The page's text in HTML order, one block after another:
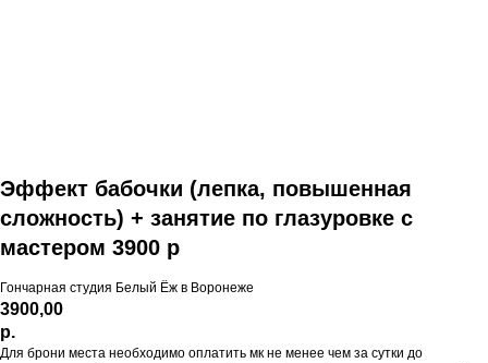
Эффект бабочки (лепка, повышенная
сложность) + занятие по глазуровке с
мастером 3900 р
Гончарная студия Белый Ёж в Воронеже
3900,00
р.
Для брони места необходимо оплатить мк не менее чем за сутки до